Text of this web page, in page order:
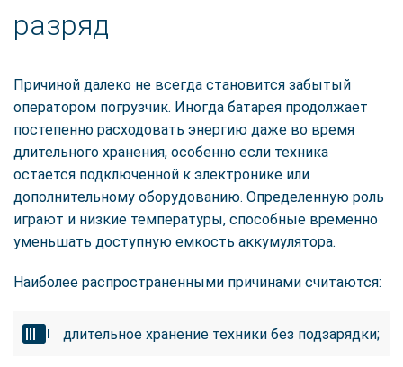
разряд
Причиной далеко не всегда становится забытый
оператором погрузчик. Иногда батарея продолжает
постепенно расходовать энергию даже во время
длительного хранения, особенно если техника
остается подключенной к электронике или
дополнительному оборудованию. Определенную роль
играют и низкие температуры, способные временно
уменьшать доступную емкость аккумулятора.
Наиболее распространенными причинами считаются:
длительное хранение техники без подзарядки;